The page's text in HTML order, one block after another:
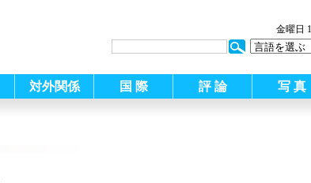
金曜日
対外関係 国 際 評 論 写 真